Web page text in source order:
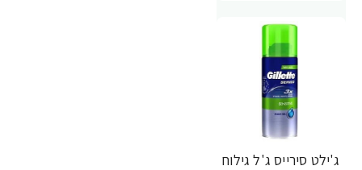
ג'ילט סירייס ג'ל גילוח